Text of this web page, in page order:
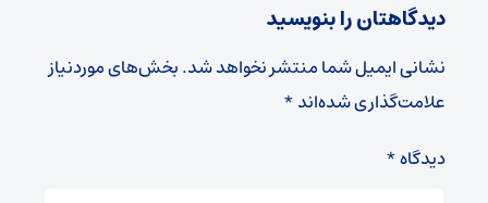
دیدگاهتان را بنویسید
نشانی ایمیل شما منتشر نخواهد شد.بخش‌های موردنیاز
علامت‌گذاری شده‌اند*
دیدگاه*